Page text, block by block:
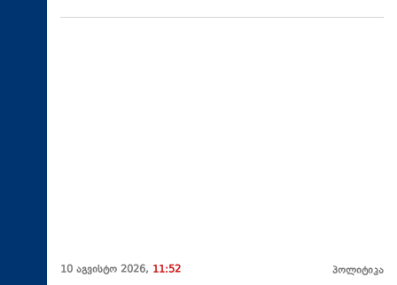
10 აგვისტო 2026, 11:52 პოლიტიკა